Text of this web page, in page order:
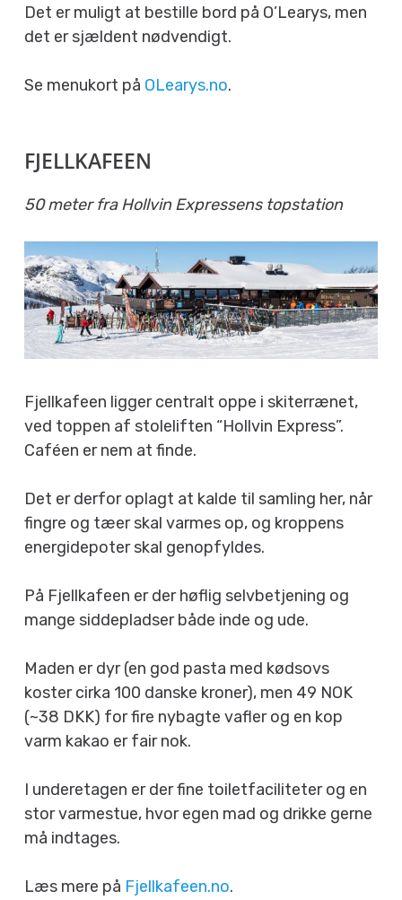
Det er muligt at bestille bord på O’Learys, men
det er sjældent nødvendigt.
Se menukort på OLearys.no.
FJELLKAFEEN
50 meter fra Hollvin Expressens topstation
Fjellkafeen ligger centralt oppe i skiterrænet,
ved toppen af stoleliften “Hollvin Express”.
Caféen er nem at finde.
Det er derfor oplagt at kalde til samling her, når
fingre og tæer skal varmes op, og kroppens
energidepoter skal genopfyldes.
På Fjellkafeen er der høflig selvbetjening og
mange siddepladser både inde og ude.
Maden er dyr (en god pasta med kødsovs
koster cirka 100 danske kroner), men 49 NOK
(~38 DKK) for fire nybagte vafler og en kop
varm kakao er fair nok.
I underetagen er der fine toiletfaciliteter og en
stor varmestue, hvor egen mad og drikke gerne
må indtages.
Læs mere på Fjellkafeen.no.